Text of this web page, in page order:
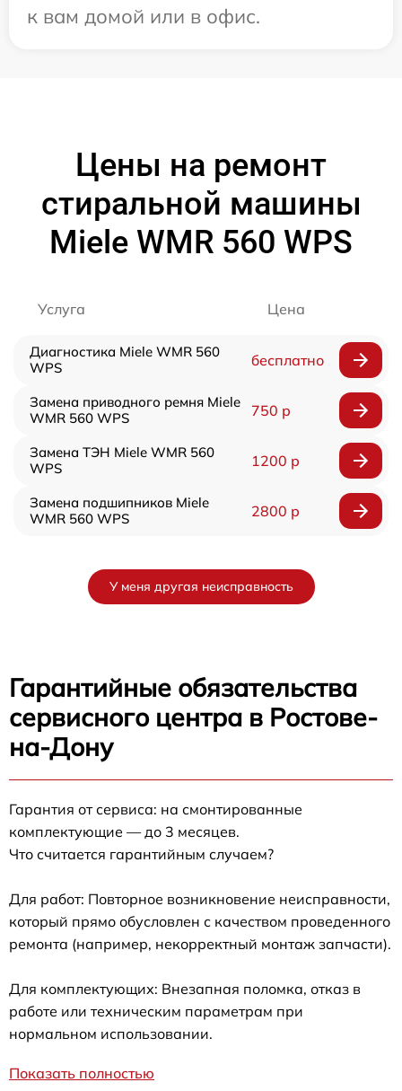
к вам домой или в офис.
Цены на ремонт
стиральной машины
Miele WMR 560 WPS
Услуга Цена
Диагностика Miele WMR 560
WPS
бесплатно
Замена приводного ремня Miele
WMR 560 WPS
750 р
Замена ТЭН Miele WMR 560
WPS
1200 р
Замена подшипников Miele
WMR 560 WPS
2800 р
У меня другая неисправность
Гарантийные обязательства
сервисного центра в Ростове-
на-Дону
Гарантия от сервиса: на смонтированные
комплектующие — до 3 месяцев.
Что считается гарантийным случаем?
Для работ: Повторное возникновение неисправности,
который прямо обусловлен с качеством проведенного
ремонта (например, некорректный монтаж запчасти).
Для комплектующих: Внезапная поломка, отказ в
работе или техническим параметрам при
нормальном использовании.
Показать полностью